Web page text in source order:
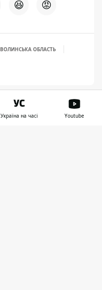
😆 😡
ВОЛИНСЬКА ОБЛАСТЬ
Україна на часі Youtube